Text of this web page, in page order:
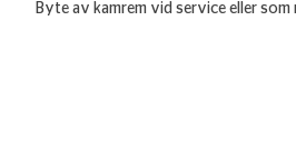
Byte av kamrem vid service eller som